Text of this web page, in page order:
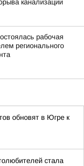
канализации
рабочая
регионального
обновят в Югре к
стала